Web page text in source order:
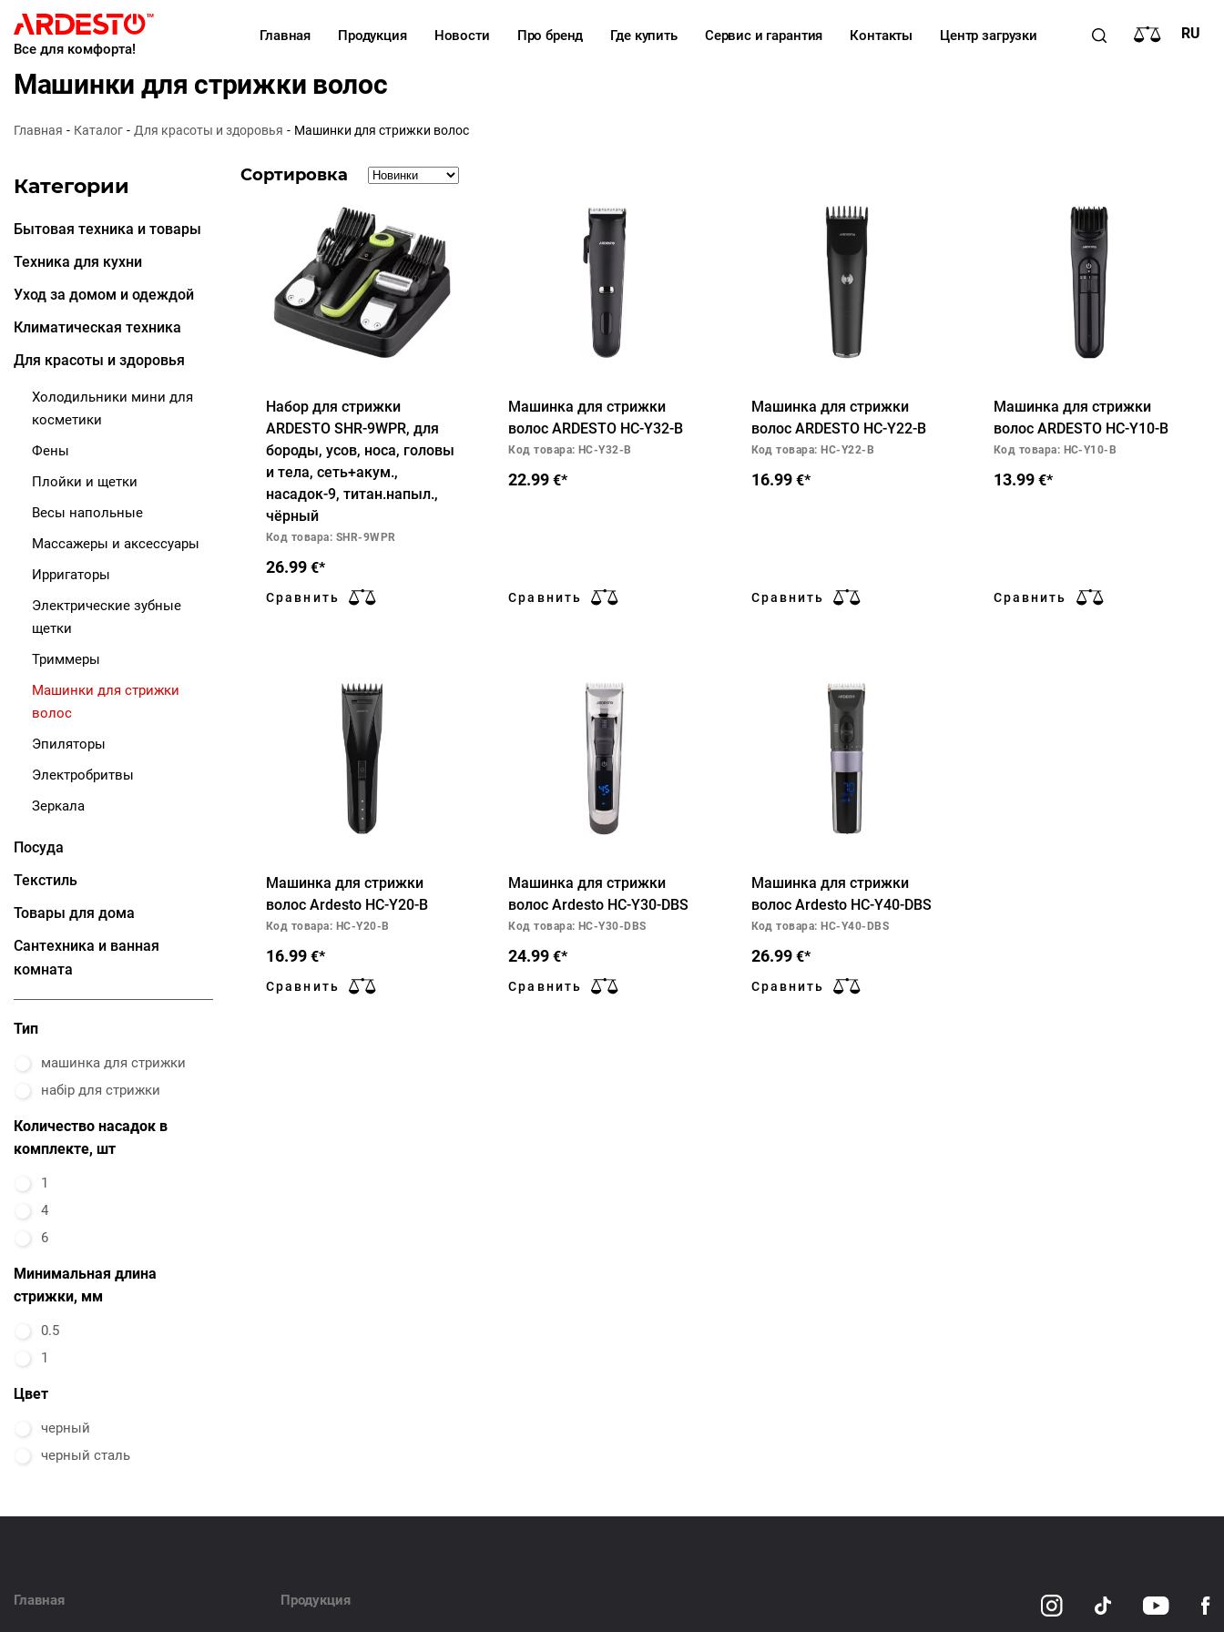
Все для комфорта!
Главная Продукция Новости Про бренд Где купить Сервис и гарантия Контакты Центр загрузки RU
Машинки для стрижки волос
Главная Каталог Для красоты и здоровья Машинки для стрижки волос
Категории
Бытовая техника и товары
Техника для кухни
Уход за домом и одеждой
Климатическая техника
Для красоты и здоровья
Холодильники мини для
косметики
Фены
Плойки и щетки
Весы напольные
Массажеры и аксессуары
Ирригаторы
Электрические зубные
щетки
Триммеры
Машинки для стрижки
волос
Эпиляторы
Электробритвы
Зеркала
Посуда
Текстиль
Товары для дома
Сантехника и ванная
комната
Тип
машинка для стрижки
набір для стрижки
Количество насадок в
комплекте, шт
1
4
6
Минимальная длина
стрижки, мм
0.5
1
Цвет
черный
черный сталь
Сортировка
Набор для стрижки
ARDESTO SHR-9WPR, для
бороды, усов, носа, головы
и тела, сеть+акум.,
насадок-9, титан.напыл.,
чёрный
Код товара: SHR-9WPR
26.99 €*
Сравнить
Машинка для стрижки
волос ARDESTO HC-Y32-B
Код товара: HC-Y32-B
22.99€*
Сравнить
Машинка для стрижки
волос ARDESTO HC-Y22-B
Код товара: HC-Y22-B
16.99 €*
Сравнить
Машинка для стрижки
волос ARDESTO HC-Y10-B
Код товара: HC-Y10-B
13.99 €*
Сравнить
Машинка для стрижки
волос Ardesto HC-Y20-B
Код товара: HC-Y20-B
16.99 €*
Сравнить
Машинка для стрижки
волос Ardesto HC-Y30-DBS
Код товара: HC-Y30-DBS
24.99€*
Сравнить
Машинка для стрижки
волос Ardesto HC-Y40-DBS
Код товара: HC-Y40-DBS
26.99 €*
Сравнить
Главная Продукция